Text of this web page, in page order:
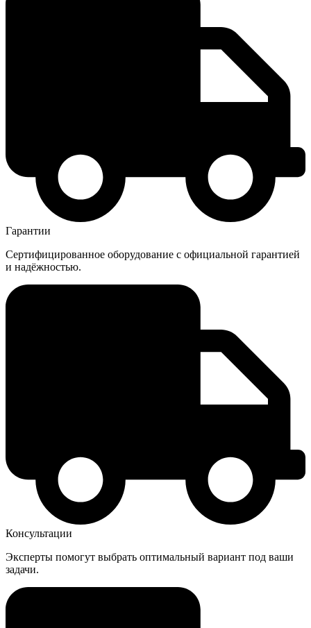
Гарантии
Сертифицированное оборудование с официальной гарантией
и надёжностью.
Консультации
Эксперты помогут выбрать оптимальный вариант под ваши
задачи.